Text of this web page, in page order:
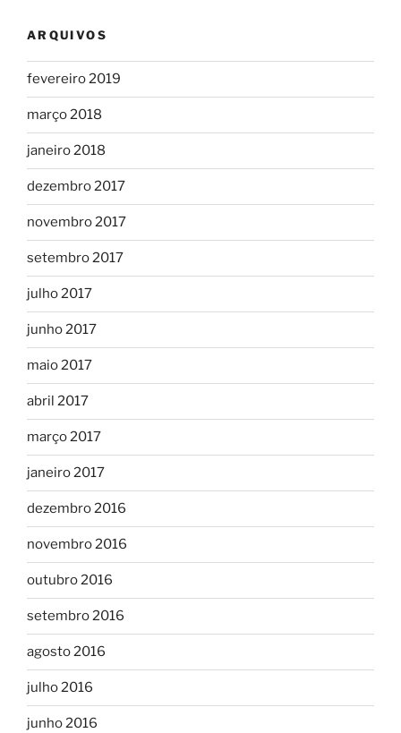
ARQUIVOS
fevereiro 2019
março 2018
janeiro 2018
dezembro 2017
novembro 2017
setembro 2017
julho 2017
junho 2017
maio 2017
abril 2017
março 2017
janeiro 2017
dezembro 2016
novembro 2016
outubro 2016
setembro 2016
agosto 2016
julho 2016
junho 2016